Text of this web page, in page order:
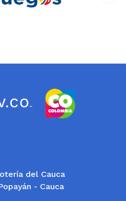
del Cauca
- Cauca